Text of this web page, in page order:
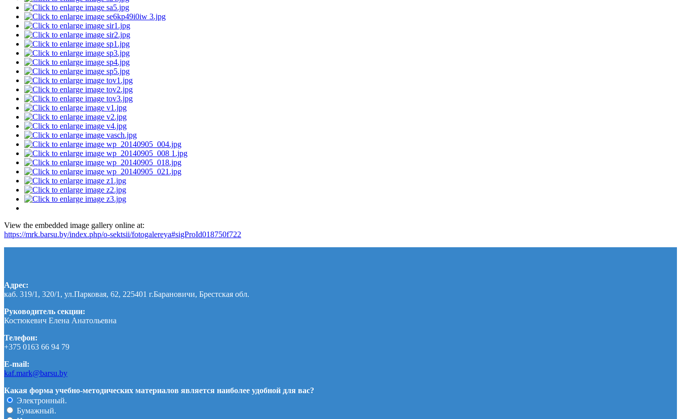
View the embedded image gallery online at:
https://mrk.barsu.by/index.php/o-sektsii/fotogalereya#sigProId018750f722
Адрес:
каб. 319/1, 320/1, ул.Парковая, 62, 225401 г.Барановичи, Брестская обл.
Руководитель секции:
Костюкевич Елена Анатольевна
Телефон:
+375 0163 66 94 79
E-mail:
kaf.mark@barsu.by
Какая форма учебно-методических материалов является наиболее удобной для вас?
Электронный.
Бумажный.